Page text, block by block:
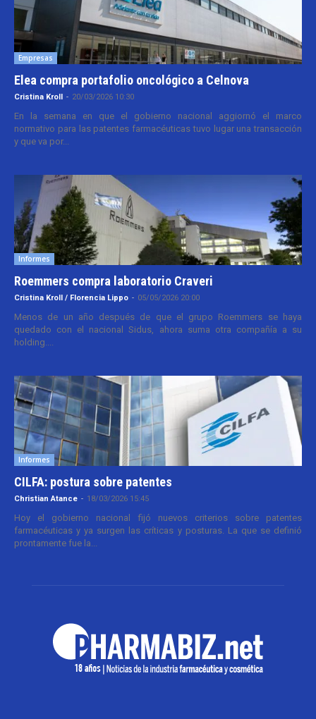
Empresas
Elea compra portafolio oncológico a Celnova
Cristina Kroll - 20/03/2026 10:30
En la semana en que el gobierno nacional aggiornó el marco
normativo para las patentes farmacéuticas tuvo lugar una transacción
y que va por...
Informes
Roemmers compra laboratorio Craveri
Cristina Kroll / Florencia Lippo - 05/05/2026 20:00
Menos de un año después de que el grupo Roemmers se haya
quedado con el nacional Sidus, ahora suma otra compañía a su
holding....
Informes
CILFA: postura sobre patentes
Christian Atance - 18/03/2026 15:45
Hoy el gobierno nacional fijó nuevos criterios sobre patentes
farmacéuticas y ya surgen las críticas y posturas. La que se definió
prontamente fue la...